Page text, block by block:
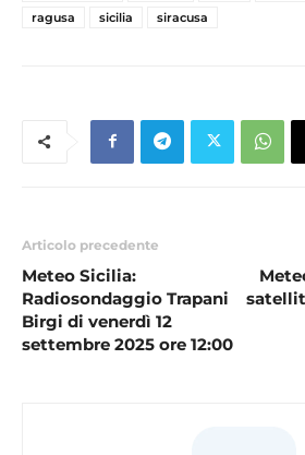
ragusa
sicilia siracusa
Articolo precedente
Meteo Sicilia:
Radiosondaggio Trapani
Birgi di venerdì 12
settembre 2025 ore 12:00